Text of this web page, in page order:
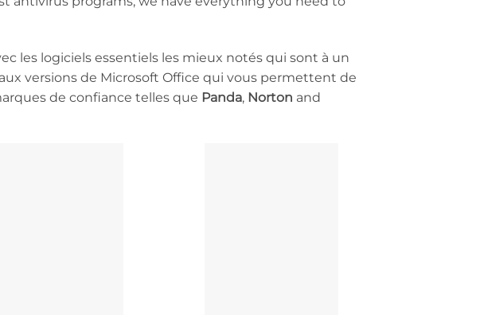
les logiciels essentiels les mieux notés qui sont à un
aux versions de Microsoft Office qui vous permettent de
de confiance telles que Panda, Norton and